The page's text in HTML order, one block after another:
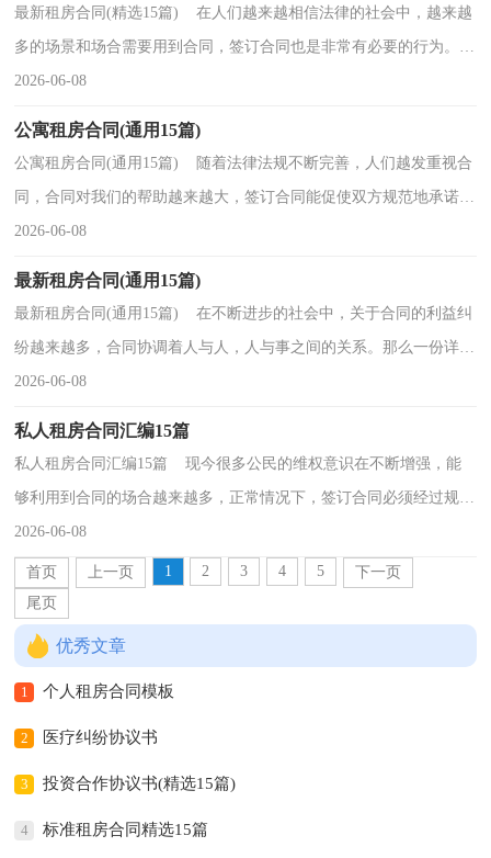
最新租房合同(精选15篇) 在人们越来越相信法律的社会中，越来越
多的场景和场合需要用到合同，签订合同也是非常有必要的行为。知
道吗，写合同可是有方法的哦，以下是小编帮大家整...
2026-06-08
公寓租房合同(通用15篇)
公寓租房合同(通用15篇) 随着法律法规不断完善，人们越发重视合
同，合同对我们的帮助越来越大，签订合同能促使双方规范地承诺和
履行合作。那么大家知道正规的合同书怎么写吗？以...
2026-06-08
最新租房合同(通用15篇)
最新租房合同(通用15篇) 在不断进步的社会中，关于合同的利益纠
纷越来越多，合同协调着人与人，人与事之间的关系。那么一份详细
的合同要怎么写呢？下面是小编收集整理的最新租房...
2026-06-08
私人租房合同汇编15篇
私人租房合同汇编15篇 现今很多公民的维权意识在不断增强，能
够利用到合同的场合越来越多，正常情况下，签订合同必须经过规定
的方式。那么制定合同书有什么需要注意的呢？下面是...
2026-06-08
首页 上一页 1 2 3 4 5
下一页
尾页
优秀文章
1 个人租房合同模板
2 医疗纠纷协议书
3 投资合作协议书(精选15篇)
4 标准租房合同精选15篇